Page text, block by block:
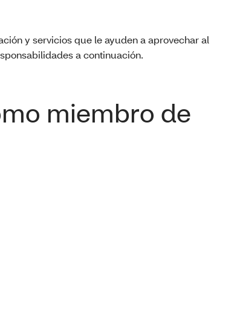
y servicios que le ayuden a aprovechar al
a continuación.
miembro de